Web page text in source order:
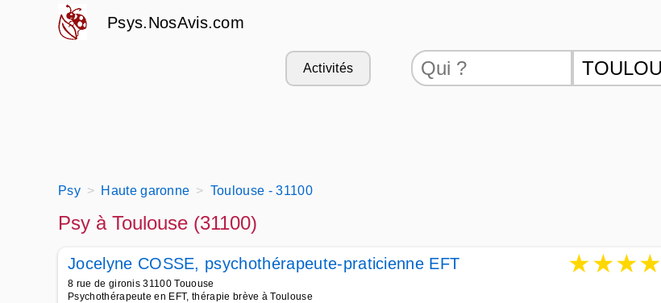
Psys.NosAvis.com
Activités
Psy Haute garonne Toulouse - 31100
Psy à Toulouse (31100)
Jocelyne COSSE, psychothérapeute-praticienne EFT ★★★★
8 rue de gironis 31100 Tououse
Psychothérapeute en EFT, thérapie brève à Toulouse